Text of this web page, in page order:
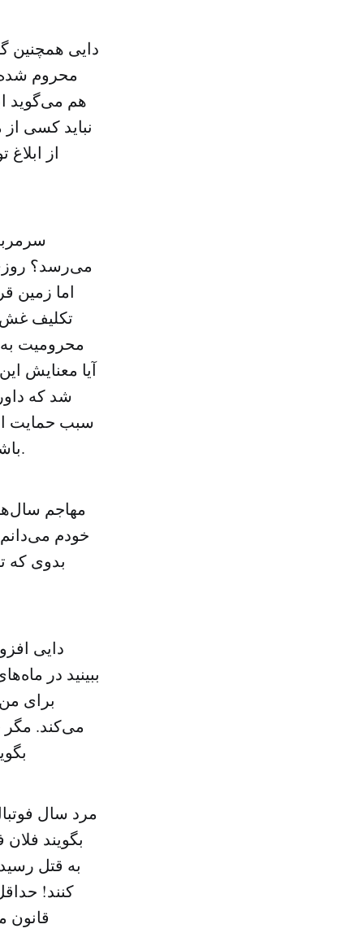
دایی همچنین
محروم شده
هم می‌گوید
نباید کسی
از
می‌رسد؟
اما زمین
تکلیف
محرومیت
آیا معنایش
شد که
سبب حمایت
باشد؟ دوستان انگار تاکنون ضرب‌المثل حب علی و بغض معاویه را نشنیده‌اند.
مهاجم‌
خودم
بدوی که
دایی
ببینید در
برای
می‌کند.
بگویند
به قتل
کنند!
قانون